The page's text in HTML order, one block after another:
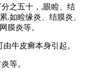
之五十，,眼睑、结
.如睑缘炎、结膜炎、
膜炎等。
牛皮癣本身引起。
等。